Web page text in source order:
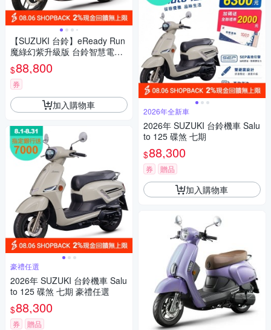
【SUZUKI 台鈴】eReady Run
魔綠幻紫升級版 台鈴智慧電車
(Powered By Gogoro Network)
$88,800
券
加入購物車
豪禮任選
2026年 SUZUKI 台鈴機車 Salu
to 125 碟煞 七期 豪禮任選
$88,300
券 贈品
2026年全新車
2026年 SUZUKI 台鈴機車 Salu
to 125 碟煞 七期
$88,300
券 贈品
加入購物車